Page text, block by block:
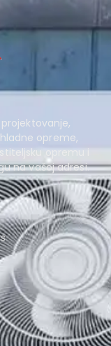
opreme,
opremu i
na vašoj adresi.